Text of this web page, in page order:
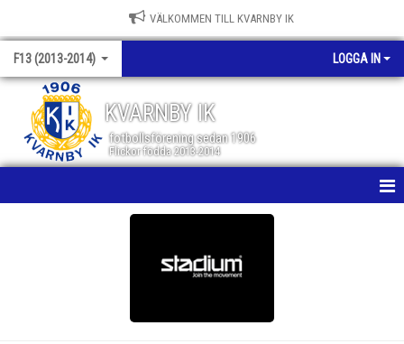
VÄLKOMMEN TILL KVARNBY IK
F13 (2013-2014) LOGGA IN
KVARNBY IK
fotbollsförening sedan 1906
Flickor födda 2013-2014